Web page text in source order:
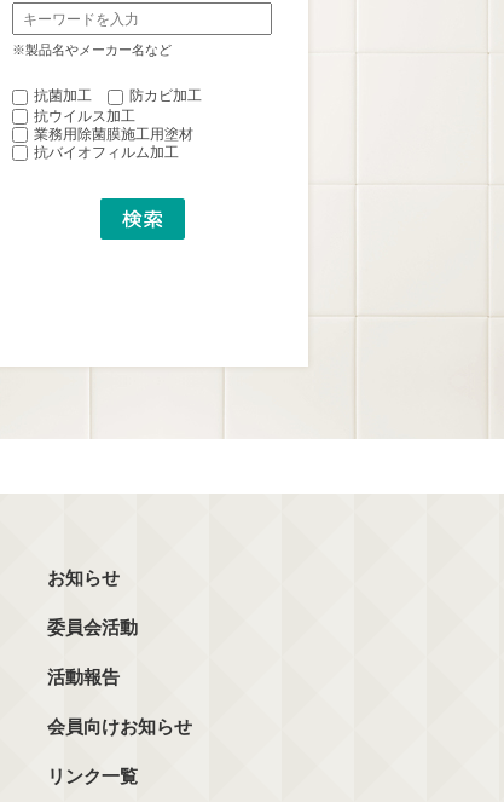
※製品名やメーカー名など
抗菌加工
防カビ加工
抗ウイルス加工
業務用除菌膜施工用塗材
抗バイオフィルム加工
お知らせ
委員会活動
活動報告
会員向けお知らせ
リンク一覧